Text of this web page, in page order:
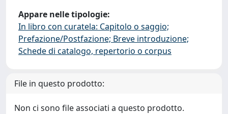
Appare nelle tipologie:
In libro con curatela: Capitolo o saggio;
Prefazione/Postfazione; Breve introduzione;
Schede di catalogo, repertorio o corpus
File in questo prodotto:
Non ci sono file associati a questo prodotto.